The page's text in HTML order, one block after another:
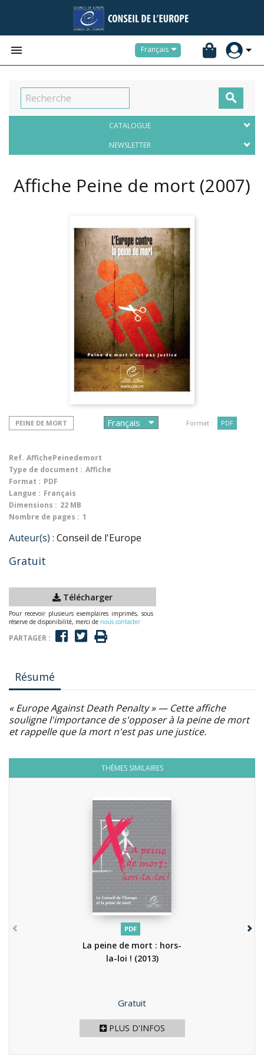
 Français

CATALOGUE
NEWSLETTER
Affiche Peine de mort (2007)
PEINE DE MORT Format : PDF
Ref. AffichePeinedemort
Type de document : Affiche
Format : PDF
Langue : Français
Dimensions : 22 MB
Nombre de pages : 1
Auteur(s) : Conseil de l'Europe
Gratuit
Télécharger
Pour recevoir plusieurs exemplaires imprimés, sous
réserve de disponibilité, merci de nous contacter
PARTAGER :
Résumé
« Europe Against Death Penalty » — Cette affiche
souligne l'importance de s'opposer à la peine de mort
et rappelle que la mort n'est pas une justice.
THÈMES SIMILAIRES
PDF
La peine de mort : hors-
la-loi ! (2013)
Prix
Gratuit
PLUS D'INFOS